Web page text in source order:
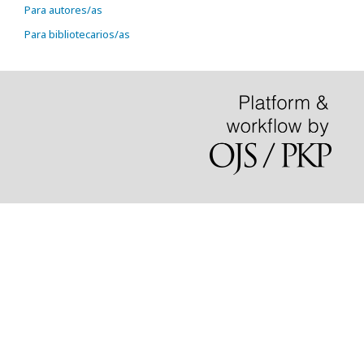
Para autores/as
Para bibliotecarios/as